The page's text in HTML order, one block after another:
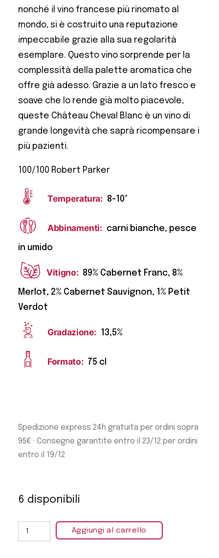
nonché il vino francese più rinomato al
mondo, si è costruito una reputazione
impeccabile grazie alla sua regolarità
esemplare. Questo vino sorprende per la
complessità della palette aromatica che
offre già adesso. Grazie a un lato fresco e
soave che lo rende già molto piacevole,
queste Château Cheval Blanc è un vino di
grande longevità che saprà ricompensare i
più pazienti.
100/100 Robert Parker
Temperatura: 8-10°
Abbinamenti: carni bianche, pesce
in umido
Vitigno: 89% Cabernet Franc, 8%
Merlot, 2% Cabernet Sauvignon, 1% Petit
Verdot
Gradazione: 13,5%
Formato: 75 cl
Spedizione express 24h gratuita per ordini sopra
95€ · Consegne garantite entro il 23/12 per ordini
entro il 19/12
6 disponibili
Aggiungi al carrello